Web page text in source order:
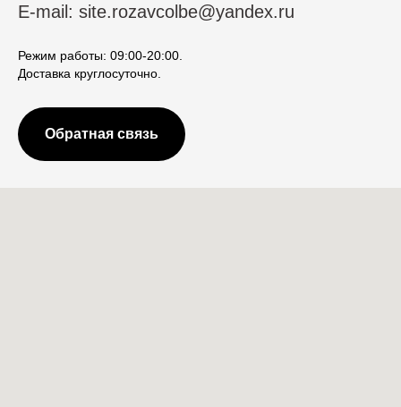
E-mail: site.rozavcolbe@yandex.ru
Режим работы: 09:00-20:00.
Доставка круглосуточно.
Обратная связь